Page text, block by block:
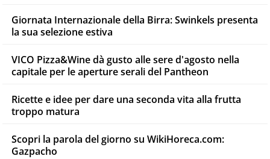
Giornata Internazionale della Birra: Swinkels presenta
la sua selezione estiva
VICO Pizza&Wine dà gusto alle sere d'agosto nella
capitale per le aperture serali del Pantheon
Ricette e idee per dare una seconda vita alla frutta
troppo matura
Scopri la parola del giorno su WikiHoreca.com:
Gazpacho